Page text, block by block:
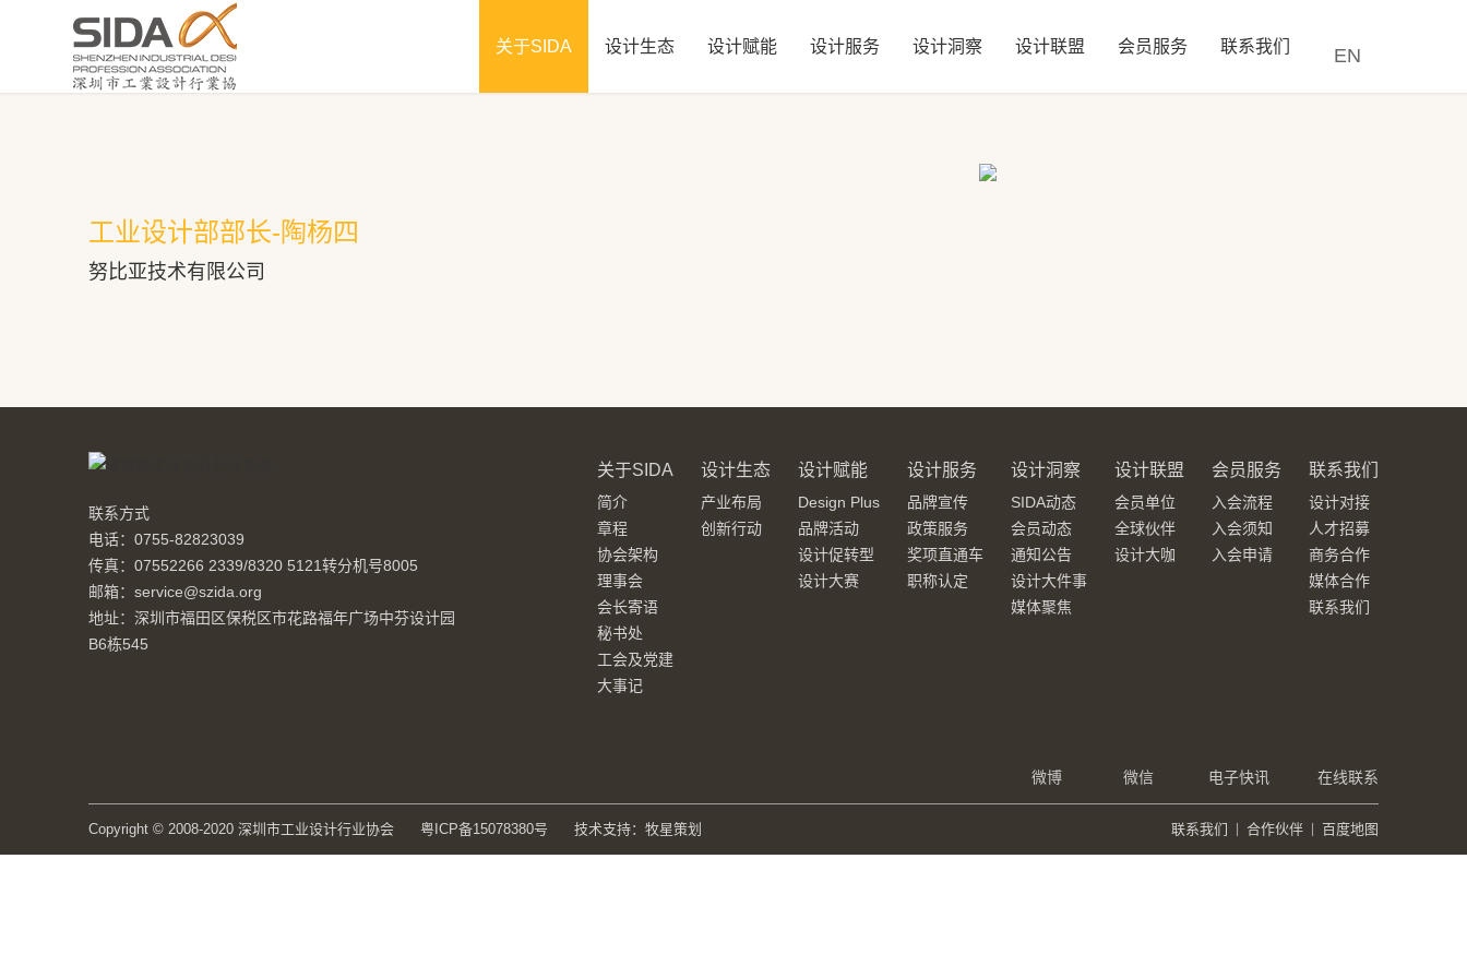
关于SIDA 设计生态 设计赋能 设计服务 设计洞察 设计联盟 会员服务 联系我们 EN
工业设计部部长-陶杨四
努比亚技术有限公司
关于SIDA
简介
章程
协会架构
理事会
会长寄语
秘书处
工会及党建
大事记
设计生态
产业布局
创新行动
设计赋能
Design Plus
品牌活动
设计促转型
设计大赛
设计服务
品牌宣传
政策服务
奖项直通车
职称认定
设计洞察
SIDA动态
会员动态
通知公告
设计大件事
媒体聚焦
设计联盟
会员单位
全球伙伴
设计大咖
会员服务
入会流程
入会须知
入会申请
联系我们
设计对接
人才招募
商务合作
媒体合作
联系我们
微博 微信 电子快讯 在线联系
联系方式
电话：0755-82823039
传真：07552266 2339/8320 5121转分机号8005
邮箱：service@szida.org
地址：深圳市福田区保税区市花路福年广场中芬设计园
B6栋545
Copyright © 2008-2020 深圳市工业设计行业协会 粤ICP备15078380号 技术支持：牧星策划 联系我们 | 合作伙伴 | 百度地图